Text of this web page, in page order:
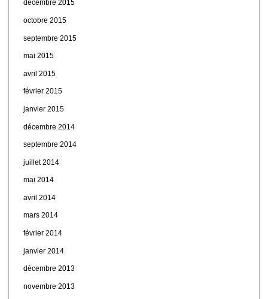
décembre 2015
octobre 2015
septembre 2015
mai 2015
avril 2015
février 2015
janvier 2015
décembre 2014
septembre 2014
juillet 2014
mai 2014
avril 2014
mars 2014
février 2014
janvier 2014
décembre 2013
novembre 2013